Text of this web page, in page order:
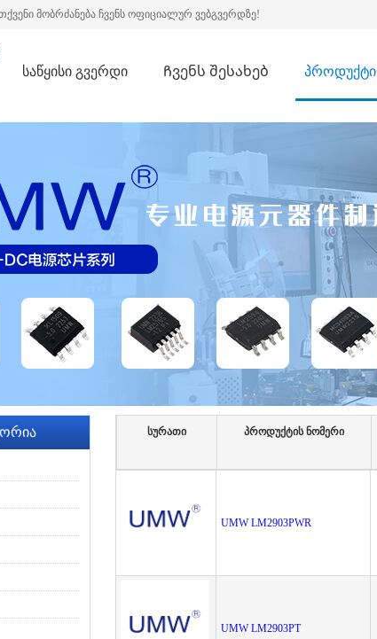
მობრძანება ჩვენს ოფიციალურ ვებგვერდზე!
საწყისი გვერდი Ჩვენს შესახებ პროდუქტი
სურათი პროდუქტის ნომერი
UMW LM2903PWR
UMW LM2903PT